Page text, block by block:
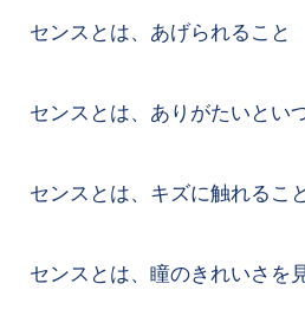
センスとは、あげられること
センスとは、ありがたいとい
センスとは、キズに触れるこ
センスとは、瞳のきれいさを